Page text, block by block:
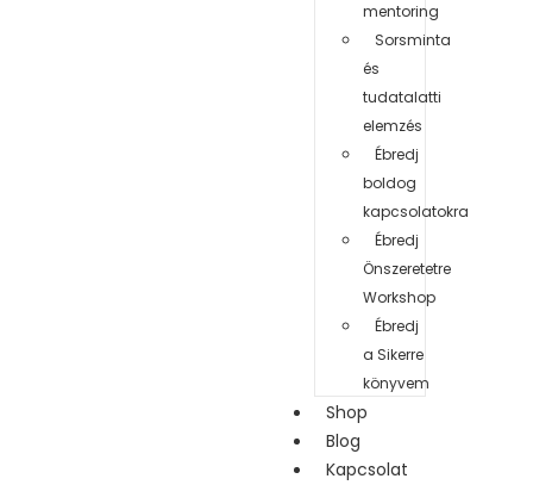
mentoring
Sorsminta
és
tudatalatti
elemzés
Ébredj
boldog
kapcsolatokra
Ébredj
Önszeretetre
Workshop
Ébredj
a Sikerre
könyvem
Shop
Blog
Kapcsolat